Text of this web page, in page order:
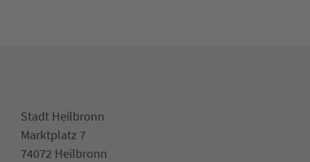
Stadt Heilbronn
Marktplatz 7
74072 Heilbronn